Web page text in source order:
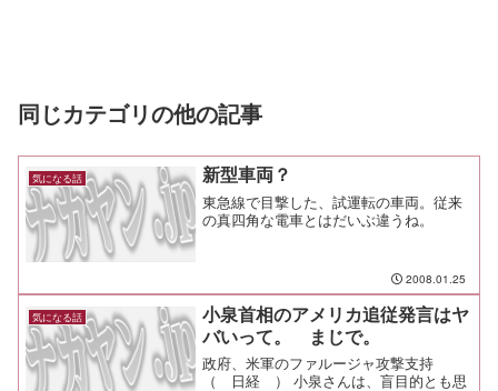
同じカテゴリの他の記事
気になる話 新型車両？
東急線で目撃した、試運転の車両。従来
の真四角な電車とはだいぶ違うね。
2008.01.25
気になる話
小泉首相のアメリカ追従発言はヤ
バいって。 まじで。
政府、米軍のファルージャ攻撃支持
（ 日経 ） 小泉さんは、盲目的とも思